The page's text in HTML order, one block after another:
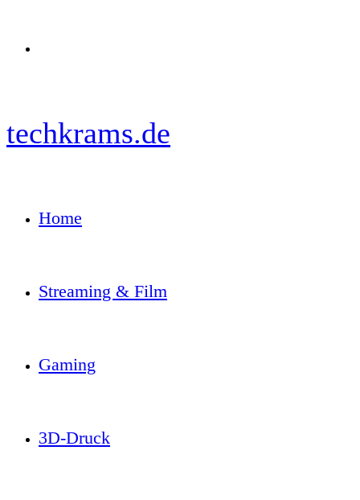
techkrams.de
Home
Streaming & Film
Gaming
3D-Druck